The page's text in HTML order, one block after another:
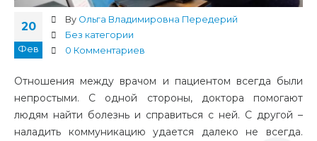
20
Фев
By Ольга Владимировна Передерий
Без категории
0 Комментариев
Отношения между врачом и пациентом всегда были
непростыми. С одной стороны, доктора помогают
людям найти болезнь и справиться с ней. С другой –
наладить коммуникацию удается далеко не всегда.